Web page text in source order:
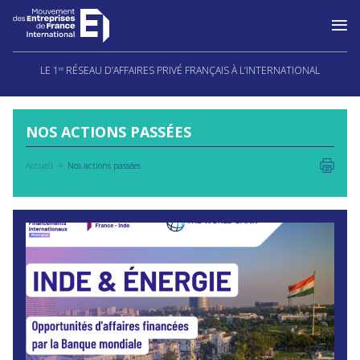
Aller
LE 1 ER RÉSEAU D’AFFAIRES PRIVÉ FRANÇAIS À L’INTERNATIONAL
NOS ACTIONS PASSÉES
Accueil Nos actions passées